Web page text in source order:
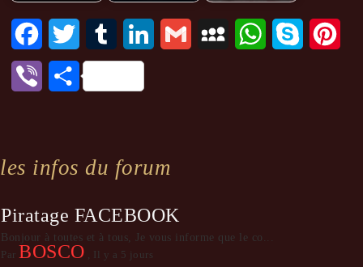
FacebookTwitter Tumblr LinkedInGmail MySpaceWhatsAppSkype
Viber Partager
les infos du forum
Piratage FACEBOOK
Bonjour à toutes et à tous, Je vous informe que le co...
Par BOSCO Il y a 5 jours